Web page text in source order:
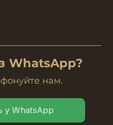
WhatsApp?
нам.
у WhatsApp